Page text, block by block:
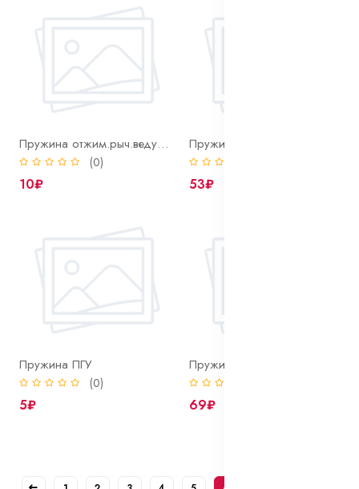
Пружина отжим.рыч.ведущего диска сцепл.автомобиля кам.а.з
(0)
10₽ 53₽
Пружина ПГУ
(0)
5₽
Пружина ПГУ (средняя)
69₽